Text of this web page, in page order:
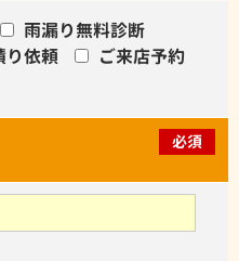
雨漏り無料診断
り依頼
ご来店予約
必須